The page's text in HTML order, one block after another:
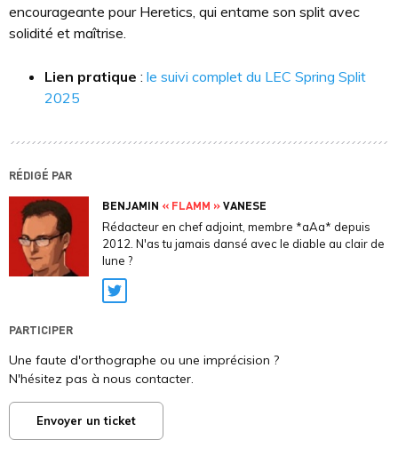
encourageante pour Heretics, qui entame son split avec
solidité et maîtrise.
Lien pratique : le suivi complet du LEC Spring Split
2025
RÉDIGÉ PAR
BENJAMIN « FLAMM »VANESE
Rédacteur en chef adjoint, membre *aAa* depuis
2012. N'as tu jamais dansé avec le diable au clair de
lune ?
Twitter
PARTICIPER
Une faute d'orthographe ou une imprécision ?
N'hésitez pas à nous contacter.
Envoyer un ticket